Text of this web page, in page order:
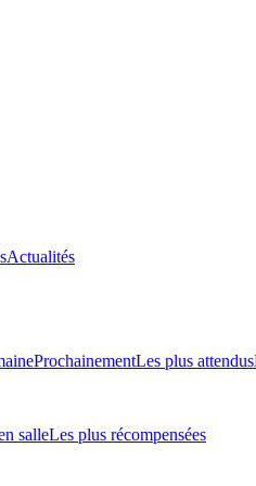
Actualités
ProchainementLes plus attendus
salleLes plus récompensées